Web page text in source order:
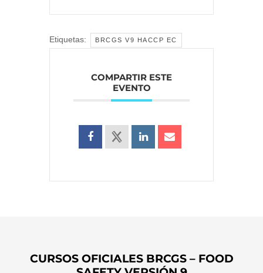
Etiquetas: BRCGS V9 HACCP EC
COMPARTIR ESTE
EVENTO
CURSOS OFICIALES BRCGS – FOOD